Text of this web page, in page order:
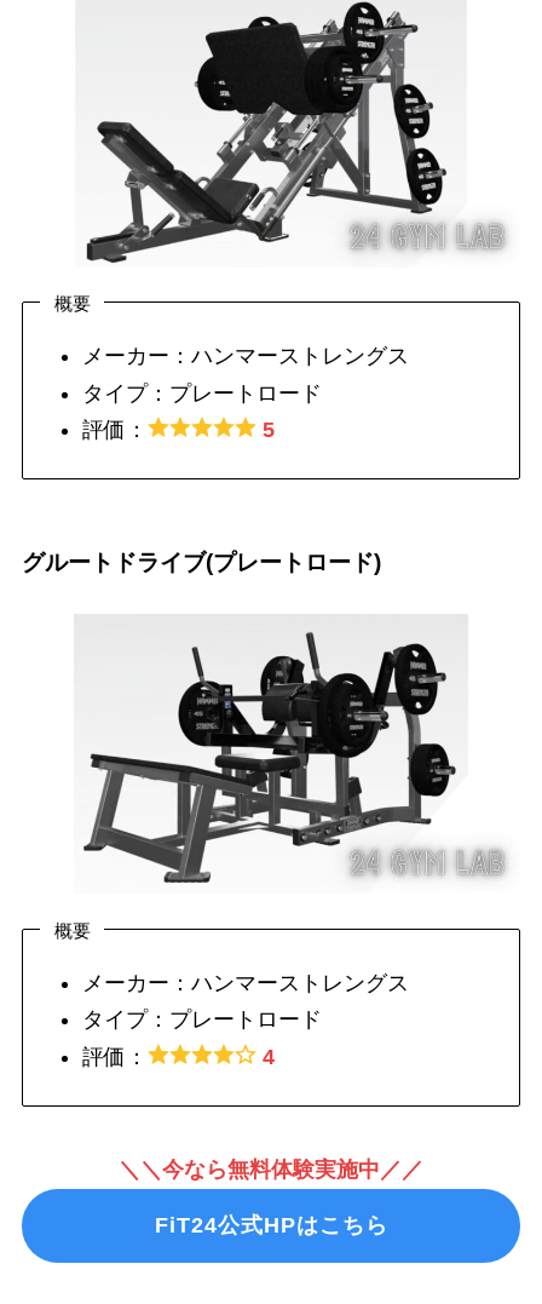
概要
メーカー：ハンマーストレングス
タイプ：プレートロード
評価：
5
グルートドライブ(プレートロード)
概要
メーカー：ハンマーストレングス
タイプ：プレートロード
評価：
4
＼＼今なら無料体験実施中／／
FiT24公式HPはこちら